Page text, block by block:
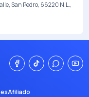
San Pedro, 66220 N.L.,
Afiliado